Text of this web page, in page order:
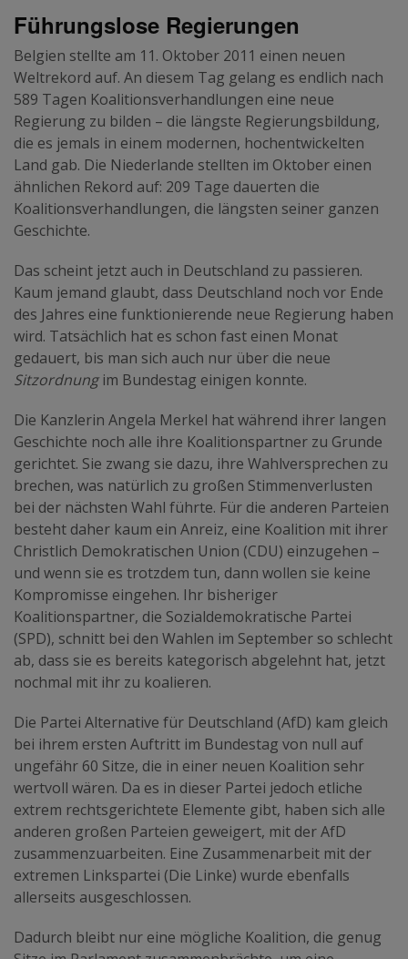
Führungslose Regierungen
Belgien stellte am 11. Oktober 2011 einen neuen
Weltrekord auf. An diesem Tag gelang es endlich nach
589 Tagen Koalitionsverhandlungen eine neue
Regierung zu bilden – die längste Regierungsbildung,
die es jemals in einem modernen, hochentwickelten
Land gab. Die Niederlande stellten im Oktober einen
ähnlichen Rekord auf: 209 Tage dauerten die
Koalitionsverhandlungen, die längsten seiner ganzen
Geschichte.
Das scheint jetzt auch in Deutschland zu passieren.
Kaum jemand glaubt, dass Deutschland noch vor Ende
des Jahres eine funktionierende neue Regierung haben
wird. Tatsächlich hat es schon fast einen Monat
gedauert, bis man sich auch nur über die neue
Sitzordnungim Bundestag einigen konnte.
Die Kanzlerin Angela Merkel hat während ihrer langen
Geschichte noch alle ihre Koalitionspartner zu Grunde
gerichtet. Sie zwang sie dazu, ihre Wahlversprechen zu
brechen, was natürlich zu großen Stimmenverlusten
bei der nächsten Wahl führte. Für die anderen Parteien
besteht daher kaum ein Anreiz, eine Koalition mit ihrer
Christlich Demokratischen Union (CDU) einzugehen –
und wenn sie es trotzdem tun, dann wollen sie keine
Kompromisse eingehen. Ihr bisheriger
Koalitionspartner, die Sozialdemokratische Partei
(SPD), schnitt bei den Wahlen im September so schlecht
ab, dass sie es bereits kategorisch abgelehnt hat, jetzt
nochmal mit ihr zu koalieren.
Die Partei Alternative für Deutschland (AfD) kam gleich
bei ihrem ersten Auftritt im Bundestag von null auf
ungefähr 60 Sitze, die in einer neuen Koalition sehr
wertvoll wären. Da es in dieser Partei jedoch etliche
extrem rechtsgerichtete Elemente gibt, haben sich alle
anderen großen Parteien geweigert, mit der AfD
zusammenzuarbeiten. Eine Zusammenarbeit mit der
extremen Linkspartei (Die Linke) wurde ebenfalls
allerseits ausgeschlossen.
Dadurch bleibt nur eine mögliche Koalition, die genug